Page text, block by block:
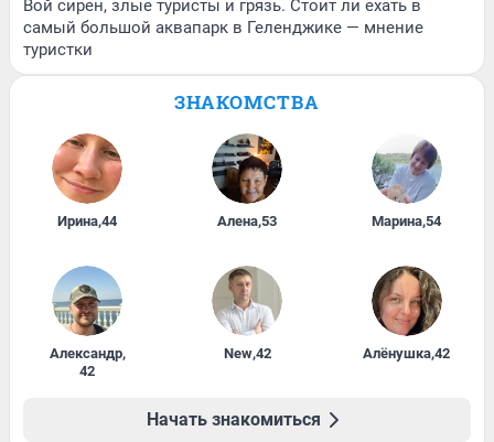
Вой сирен, злые туристы и грязь. Стоит ли ехать в
самый большой аквапарк в Геленджике — мнение
туристки
ЗНАКОМСТВА
Ирина,44 Алена,53 Марина,54
Александр,
42
New,42 Алёнушка,42
Начать знакомиться